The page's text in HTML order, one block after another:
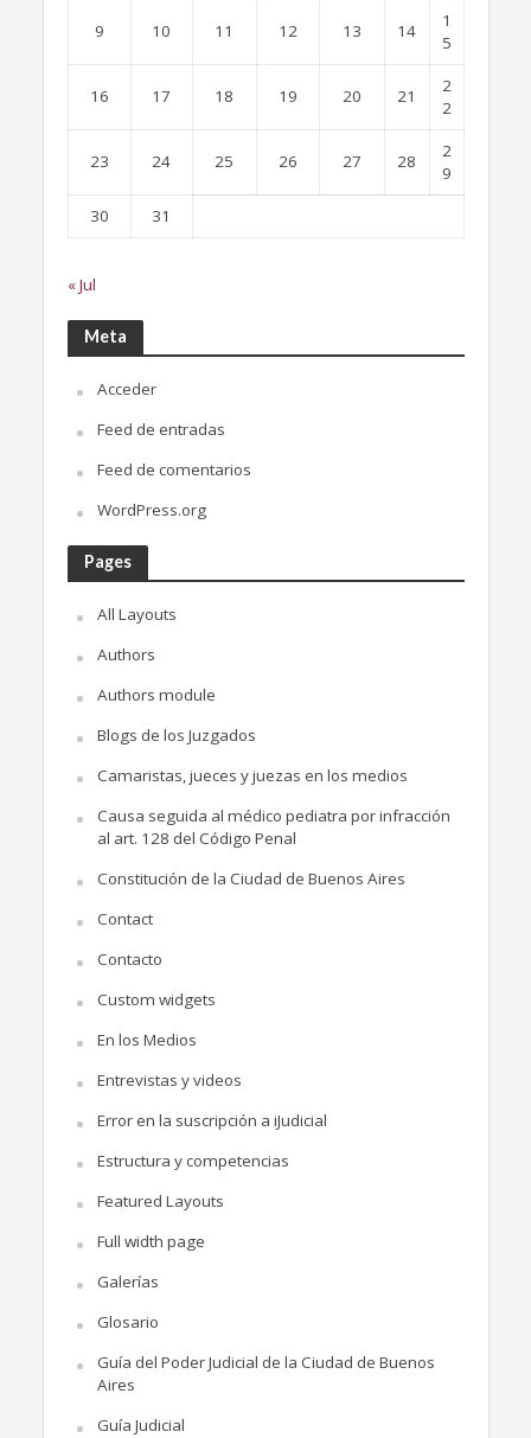
9 10 11 12 13 14
1
5
16 17 18 19 20 21
2
2
23 24 25 26 27 28
2
9
30
31
« Jul
Meta
Acceder
Feed de entradas
Feed de comentarios
WordPress.org
Pages
All Layouts
Authors
Authors module
Blogs de los Juzgados
Camaristas, jueces y juezas en los medios
Causa seguida al médico pediatra por infracción
al art. 128 del Código Penal
Constitución de la Ciudad de Buenos Aires
Contact
Contacto
Custom widgets
En los Medios
Entrevistas y videos
Error en la suscripción a iJudicial
Estructura y competencias
Featured Layouts
Full width page
Galerías
Glosario
Guía del Poder Judicial de la Ciudad de Buenos
Aires
Guía Judicial